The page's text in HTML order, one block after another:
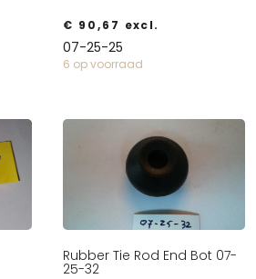
€ 90,67 excl.
07-25-25
6 op voorraad
Rubber Tie Rod End Bot 07-
25-32